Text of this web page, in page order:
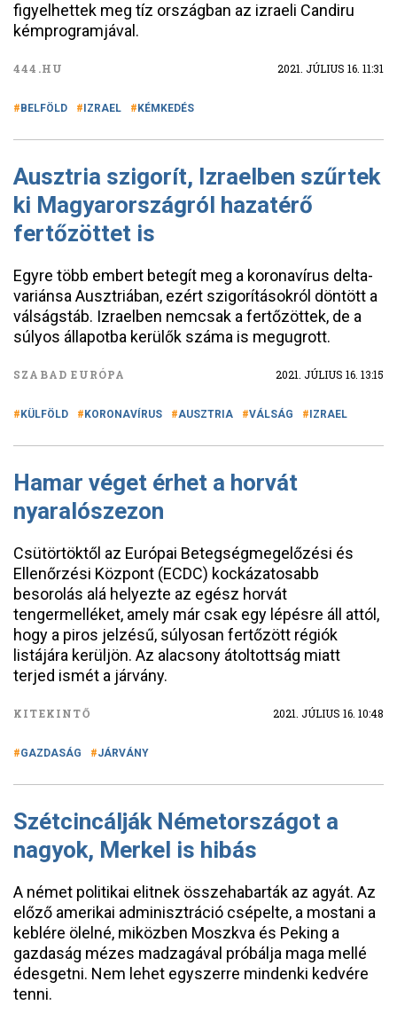
figyelhettek meg tíz országban az izraeli Candiru
kémprogramjával.
444.HU 2021. JÚLIUS 16. 11:31
BELFÖLD IZRAEL KÉMKEDÉS
Ausztria szigorít, Izraelben szűrtek
ki Magyarországról hazatérő
fertőzöttet is
Egyre több embert betegít meg a koronavírus delta-
variánsa Ausztriában, ezért szigorításokról döntött a
válságstáb. Izraelben nemcsak a fertőzöttek, de a
súlyos állapotba kerülők száma is megugrott.
SZABAD EURÓPA 2021. JÚLIUS 16. 13:15
KÜLFÖLD KORONAVÍRUS AUSZTRIA VÁLSÁG IZRAEL
Hamar véget érhet a horvát
nyaralószezon
Csütörtöktől az Európai Betegségmegelőzési és
Ellenőrzési Központ (ECDC) kockázatosabb
besorolás alá helyezte az egész horvát
tengermelléket, amely már csak egy lépésre áll attól,
hogy a piros jelzésű, súlyosan fertőzött régiók
listájára kerüljön. Az alacsony átoltottság miatt
terjed ismét a járvány.
KITEKINTŐ 2021. JÚLIUS 16. 10:48
GAZDASÁG JÁRVÁNY
Szétcincálják Németországot a
nagyok, Merkel is hibás
A német politikai elitnek összehabarták az agyát. Az
előző amerikai adminisztráció csépelte, a mostani a
keblére ölelné, miközben Moszkva és Peking a
gazdaság mézes madzagával próbálja maga mellé
édesgetni. Nem lehet egyszerre mindenki kedvére
tenni.